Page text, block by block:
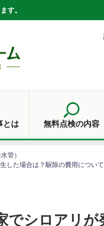
す。
とは 無料点検の内容
管）
した場合は？駆除の費用について
でシロアリが